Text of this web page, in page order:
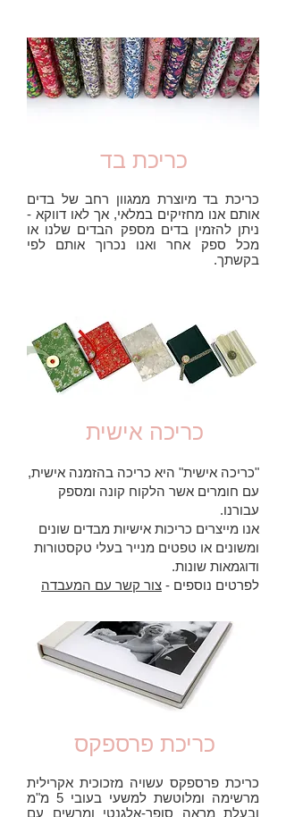
כריכת בד
כריכת בד מיוצרת ממגוון רחב של בדים
אותם אנו מחזיקים במלאי, אך לאו דווקא -
ניתן להזמין בדים מספק הבדים שלנו או
מכל ספק אחר ואנו נכרוך אותם לפי
בקשתך.
כריכה אישית
"כריכה אישית" היא כריכה בהזמנה אישית,
עם חומרים אשר הלקוח קונה ומספק
עבורנו.
אנו מייצרים כריכות אישיות מבדים שונים
ומשונים או טפטים מנייר בעלי טקסטורות
ודוגמאות שונות.
לפרטים נוספים - צור קשר עם המעבדה
כריכת פרספקס
כריכת פרספקס עשויה מזכוכית אקרילית
מרשימה ומלוטשת למשעי בעובי 5 מ"מ
ובעלת מראה סופר-אלגנטי ומרשים עם